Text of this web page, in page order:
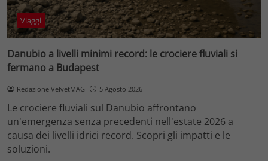
Viaggi
Danubio a livelli minimi record: le crociere fluviali si
fermano a Budapest
Redazione VelvetMAG 5 Agosto 2026
Le crociere fluviali sul Danubio affrontano
un'emergenza senza precedenti nell'estate 2026 a
causa dei livelli idrici record. Scopri gli impatti e le
soluzioni.